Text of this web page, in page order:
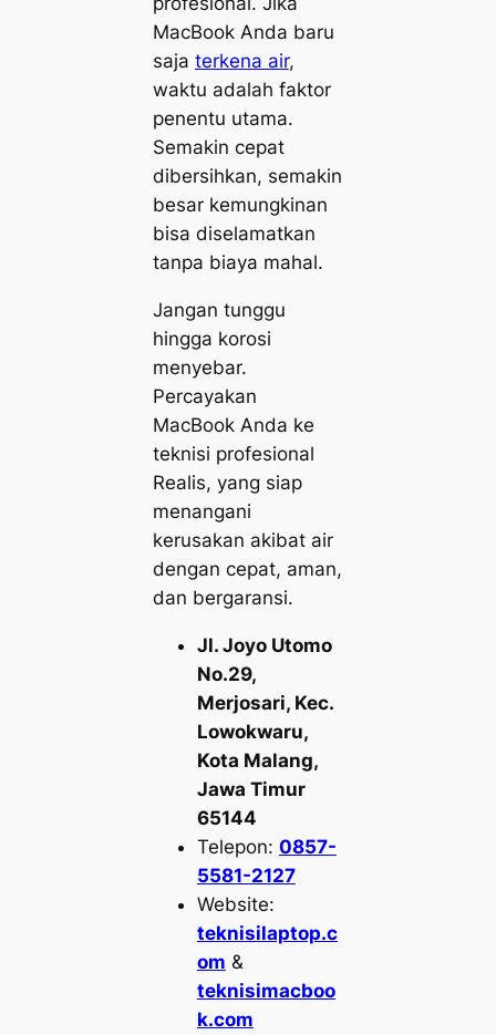
MacBook Anda baru
saja terkena air,
waktu adalah faktor
penentu utama.
Semakin cepat
dibersihkan, semakin
besar kemungkinan
bisa diselamatkan
tanpa biaya mahal.
Jangan tunggu
hingga korosi
menyebar.
Percayakan
MacBook Anda ke
teknisi profesional
Realis, yang siap
menangani
kerusakan akibat air
dengan cepat, aman,
dan bergaransi.
Jl. Joyo Utomo
No.29,
Merjosari, Kec.
Lowokwaru,
Kota Malang,
Jawa Timur
65144
Telepon: 0857-
5581-2127
Website:
teknisilaptop.c
om &
teknisimacboo
k.com